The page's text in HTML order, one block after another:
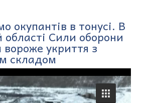
окупантів в тонусі. В
області Сили оборони
укриття з
складом